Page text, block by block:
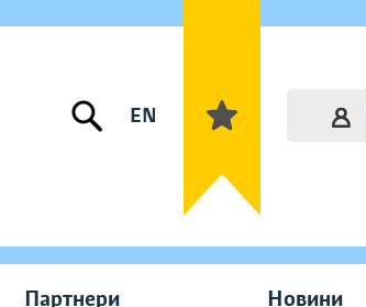
EN
Партнери Новини